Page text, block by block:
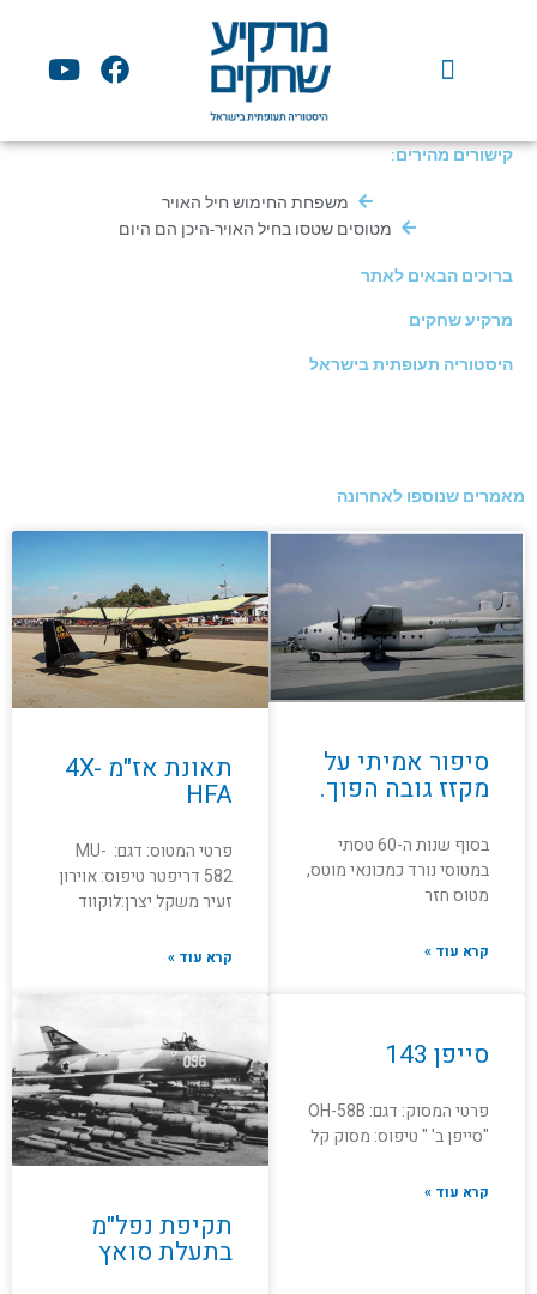
F
a
e
Y
o
t קישורים מהירים:
משפחת החימוש חיל האויר
מטוסים שטסו בחיל האויר-היכן הם היום
ברוכים הבאים לאתר
מרקיע שחקים
היסטוריה תעופתית בישראל
מאמרים שנוספו לאחרונה
סיפור אמיתי על
מקזז גובה הפוך.
בסוף שנות ה-60 טסתי
במטוסי נורד כמכונאי מוטס,
מטוס חזר
קרא עוד »
תאונת אז"מ 4X-
HFA
פרטי המטוס: דגם: MU-
582 דריפטר טיפוס: אוירון
זעיר משקל יצרן:לוקווד
קרא עוד »
סייפן 143
פרטי המסוק: דגם: OH-58B
"סייפן ב' " טיפוס: מסוק קל
קרא עוד »
תקיפת נפל"מ
בתעלת סואץ